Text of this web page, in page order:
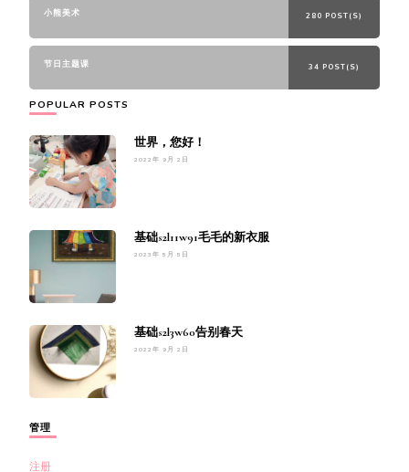
小熊美术 280 POST(S)
节日主题课 34 POST(S)
POPULAR POSTS
世界，您好！
2022年 9月 2日
基础s2l11w91毛毛的新衣服
2023年 5月 5日
基础s2l3w60告别春天
2022年 9月 2日
管理
注册